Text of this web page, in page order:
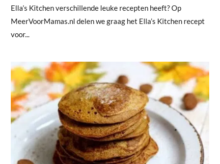
Ella’s Kitchen verschillende leuke recepten heeft? Op
MeerVoorMamas.nl delen we graag het Ella’s Kitchen recept
voor...